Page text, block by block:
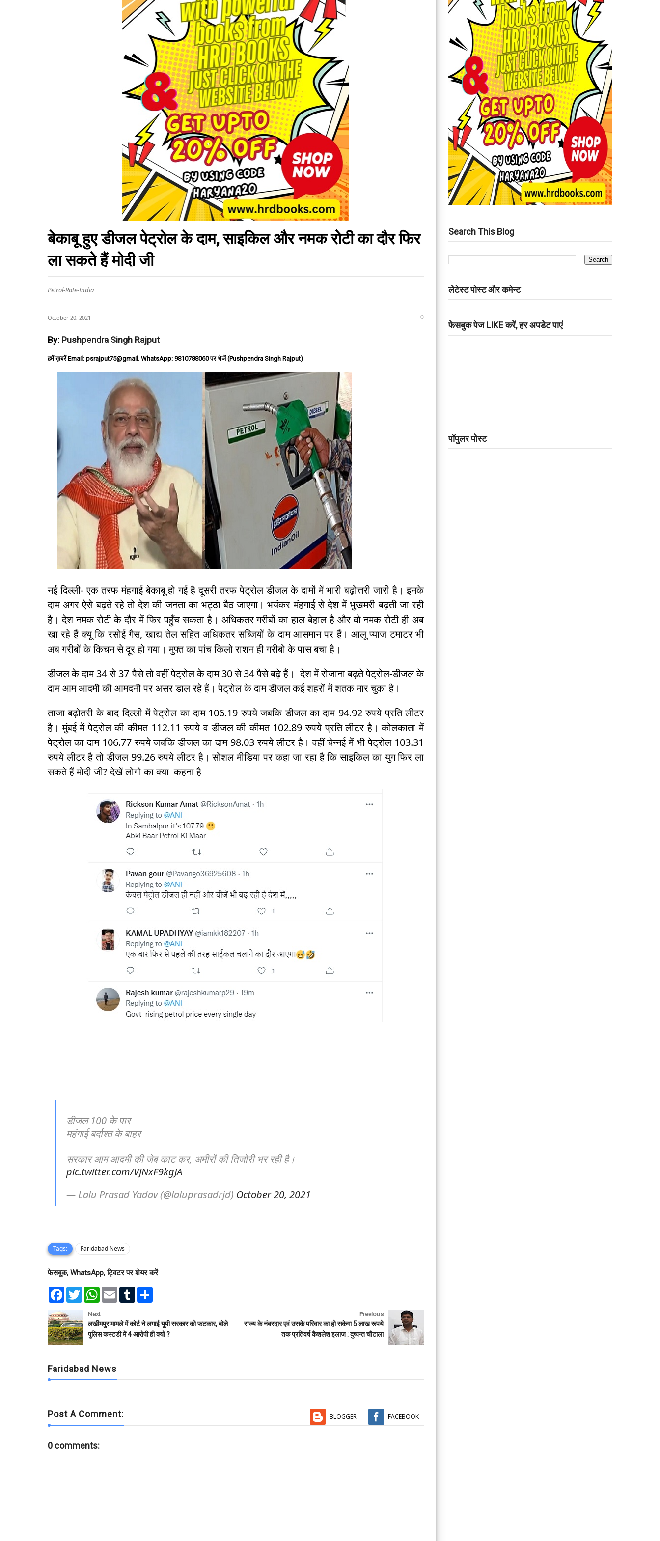
बेकाबू हुए डीजल पेट्रोल के दाम, साइकिल और नमक रोटी का दौर फिर
ला सकते हैं मोदी जी
Petrol-Rate-India
October 20, 2021 0
By: Pushpendra Singh Rajput
हमें ख़बरें Email: psrajput75@gmail. WhatsApp: 9810788060 पर भेजें (Pushpendra Singh Rajput)
नई दिल्ली- एक तरफ मंहगाई बेकाबू हो गई है दूसरी तरफ पेट्रोल डीजल के दामों में भारी बढ़ोत्तरी जारी है। इनके
दाम अगर ऐसे बढ़ते रहे तो देश की जनता का भट्ठा बैठ जाएगा। भयंकर मंहगाई से देश में भुखमरी बढ़ती जा रही
है। देश नमक रोटी के दौर में फिर पहुँच सकता है। अधिकतर गरीबों का हाल बेहाल है और वो नमक रोटी ही अब
खा रहे हैं क्यू कि रसोई गैस, खाद्य तेल सहित अधिकतर सब्जियों के दाम आसमान पर हैं। आलू प्याज टमाटर भी
अब गरीबों के किचन से दूर हो गया। मुफ्त का पांच किलो राशन ही गरीबो के पास बचा है।
डीजल के दाम 34 से 37 पैसे तो वहीं पेट्रोल के दाम 30 से 34 पैसे बढ़े हैं। देश में रोजाना बढ़ते पेट्रोल-डीजल के
दाम आम आदमी की आमदनी पर असर डाल रहे हैं। पेट्रोल के दाम डीजल कई शहरों में शतक मार चुका है।
ताजा बढ़ोतरी के बाद दिल्ली में पेट्रोल का दाम 106.19 रुपये जबकि डीजल का दाम 94.92 रुपये प्रति लीटर
है। मुंबई में पेट्रोल की कीमत 112.11 रुपये व डीजल की कीमत 102.89 रुपये प्रति लीटर है। कोलकाता में
पेट्रोल का दाम 106.77 रुपये जबकि डीजल का दाम 98.03 रुपये लीटर है। वहीं चेन्नई में भी पेट्रोल 103.31
रुपये लीटर है तो डीजल 99.26 रुपये लीटर है। सोशल मीडिया पर कहा जा रहा है कि साइकिल का युग फिर ला
सकते हैं मोदी जी? देखें लोगो का क्या कहना है
डीजल 100 के पार
महंगाई बर्दाश्त के बाहर
सरकार आम आदमी की जेब काट कर, अमीरों की तिजोरी भर रही है।
pic.twitter.com/VJNxF9kgJA
— Lalu Prasad Yadav (@laluprasadrjd) October 20, 2021
Tags: Faridabad News
फेसबुक, WhatsApp, ट्विटर पर शेयर करें
F
e
b
o
o
k
T
w
t
e
r
W
t
s
A
p
E
l
T
l
r
e
Next
लखीमपुर मामले में कोर्ट ने लगाई यूपी सरकार को फटकार, बोले
पुलिस कस्टडी में 4 आरोपी ही क्यों ?
Previous
राज्य के नंबरदार एवं उसके परिवार का हो सकेगा 5 लाख रूपये
तक प्रतिवर्ष कैशलेश इलाज : दुष्यन्त चौटाला
Faridabad News
Post A Comment: BLOGGER FACEBOOK
0 comments:
Search This Blog
लेटेस्ट पोस्ट और कमेन्ट
फेसबुक पेज LIKE करें, हर अपडेट पाएं
पॉपुलर पोस्ट